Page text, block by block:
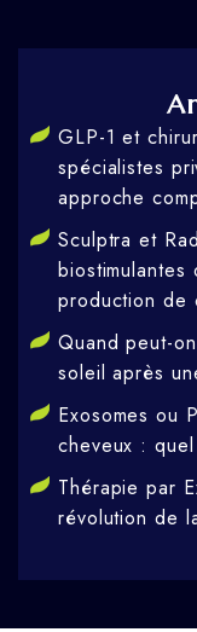
GLP-1 et
spécialistes
approche
Sculptra et
biostimulantes
production de
Quand peut-
soleil après
Exosomes ou
cheveux :
Thérapie par
révolution de